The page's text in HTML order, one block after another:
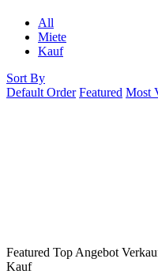
All
Miete
Kauf
Sort By
Default Order Featured Most
Featured Top Angebot
Kauf